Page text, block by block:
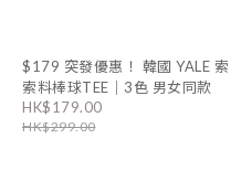
$179 突發優惠！ 韓國 YALE 索
索料棒球TEE｜3色 男女同款
HK$179.00
HK$299.00